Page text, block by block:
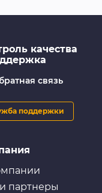
9,1 м)
ABRO силиконовая,
партнеры
качества
связь
Служба поддержки